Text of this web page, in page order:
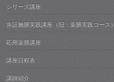
シリーズ講座
弁証施膳実践講座（旧：薬膳実践コース）
応用薬膳講座
講座日程表
講師紹介